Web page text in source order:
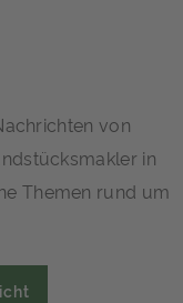
von
in
Themen rund um